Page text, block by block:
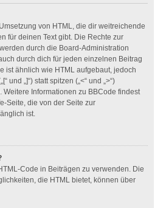
von HTML, die dir weitreichende
für deinen Text gibt. Die Rechte zur
durch die Board-Administration
durch dich für jeden einzelnen Beitrag
ist ähnlich wie HTML aufgebaut, jedoch
und „]“) statt spitzen („<“ und „>“)
Weitere Informationen zu BBCode findest
Seite, die von der Seite zur
ist.
Code in Beiträgen zu verwenden. Die
die HTML bietet, können über